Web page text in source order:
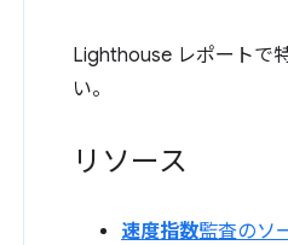
Lighthouse レポートで
い。
リソース
速度指数監査のソ